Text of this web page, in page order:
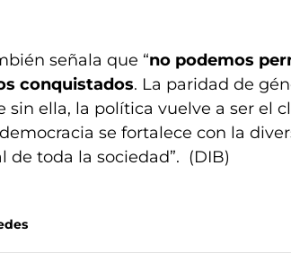
señala que “no podemos
conquistados. La paridad de
sin ella, la política vuelve a ser el
se fortalece con la
de toda la sociedad”. (DIB)